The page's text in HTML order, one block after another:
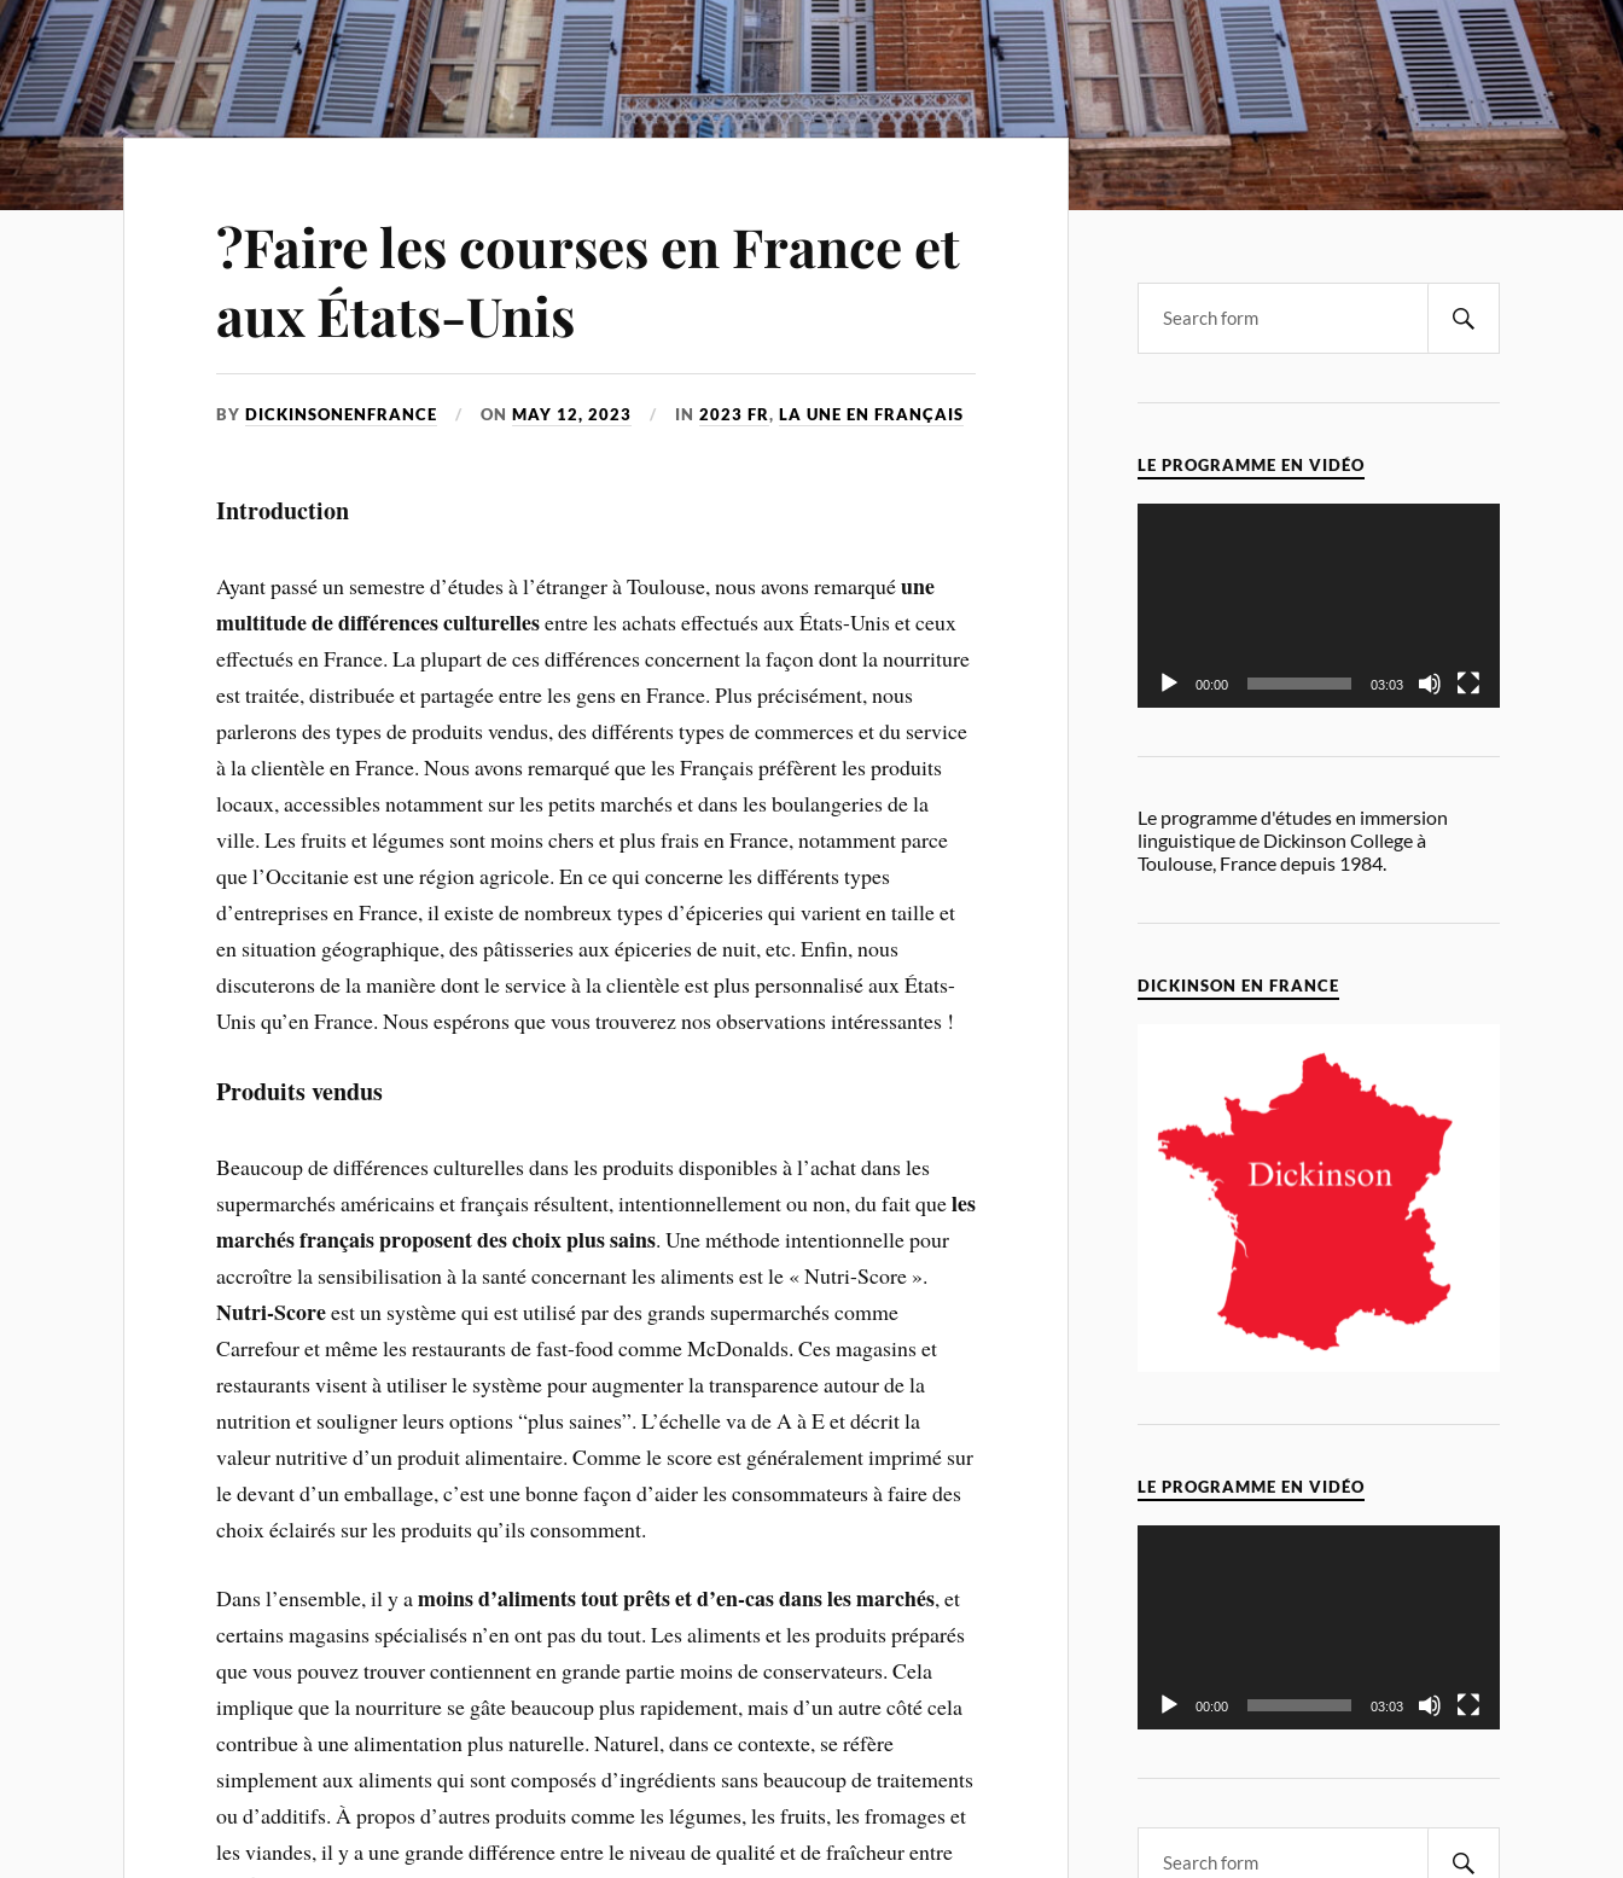
?Faire les courses en France et
aux États-Unis
BYDICKINSONENFRANCE ONMAY 12, 2023 IN2023 FR,LA UNE EN FRANÇAIS
Introduction
Ayant passé un semestre d’études à l’étranger à Toulouse, nous avons remarquéune
multitude de différences culturellesentre les achats effectués aux États-Unis et ceux
effectués en France. La plupart de ces différences concernent la façon dont la nourriture
est traitée, distribuée et partagée entre les gens en France. Plus précisément, nous
parlerons des types de produits vendus, des différents types de commerces et du service
à la clientèle en France. Nous avons remarqué que les Français préfèrent les produits
locaux, accessibles notamment sur les petits marchés et dans les boulangeries de la
ville. Les fruits et légumes sont moins chers et plus frais en France, notamment parce
que l’Occitanie est une région agricole. En ce qui concerne les différents types
d’entreprises en France, il existe de nombreux types d’épiceries qui varient en taille et
en situation géographique, des pâtisseries aux épiceries de nuit, etc. Enfin, nous
discuterons de la manière dont le service à la clientèle est plus personnalisé aux États-
Unis qu’en France. Nous espérons que vous trouverez nos observations intéressantes !
Produits vendus
Beaucoup de différences culturelles dans les produits disponibles à l’achat dans les
supermarchés américains et français résultent, intentionnellement ou non, du fait queles
marchés français proposent des choix plus sains. Une méthode intentionnelle pour
accroître la sensibilisation à la santé concernant les aliments est le « Nutri-Score ».
Nutri-Scoreest un système qui est utilisé par des grands supermarchés comme
Carrefour et même les restaurants de fast-food comme McDonalds. Ces magasins et
restaurants visent à utiliser le système pour augmenter la transparence autour de la
nutrition et souligner leurs options “plus saines”. L’échelle va de A à E et décrit la
valeur nutritive d’un produit alimentaire. Comme le score est généralement imprimé sur
le devant d’un emballage, c’est une bonne façon d’aider les consommateurs à faire des
choix éclairés sur les produits qu’ils consomment.
Dans l’ensemble, il y amoins d’aliments tout prêts et d’en-cas dans les marchés, et
certains magasins spécialisés n’en ont pas du tout. Les aliments et les produits préparés
que vous pouvez trouver contiennent en grande partie moins de conservateurs. Cela
implique que la nourriture se gâte beaucoup plus rapidement, mais d’un autre côté cela
contribue à une alimentation plus naturelle. Naturel, dans ce contexte, se réfère
simplement aux aliments qui sont composés d’ingrédients sans beaucoup de traitements
ou d’additifs. À propos d’autres produits comme les légumes, les fruits, les fromages et
les viandes, il y a une grande différence entre le niveau de qualité et de fraîcheur entre
LE PROGRAMME EN VIDÉO
00:00 03:03
Le programme d'études en immersion
linguistique de Dickinson College à
Toulouse, France depuis 1984.
DICKINSON EN FRANCE
LE PROGRAMME EN VIDÉO
00:00 03:03